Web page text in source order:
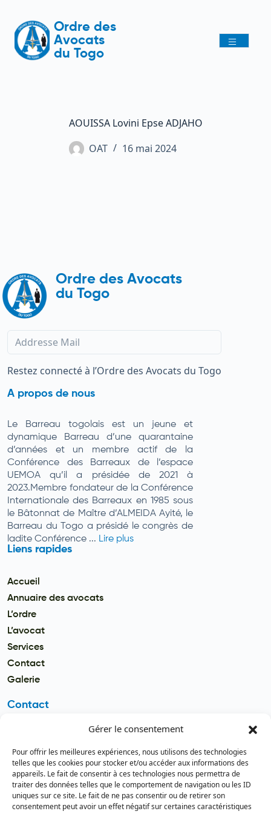
Gérer le consentement
Pour offrir les meilleures expériences, nous utilisons des technologies
telles que les cookies pour stocker et/ou accéder aux informations des
appareils. Le fait de consentir à ces technologies nous permettra de
traiter des données telles que le comportement de navigation ou les ID
uniques sur ce site. Le fait de ne pas consentir ou de retirer son
consentement peut avoir un effet négatif sur certaines caractéristiques
Ordre des
Avocats
du Togo
AOUISSA Lovini Epse ADJAHO
OAT
16 mai 2024
Ordre des Avocats
du Togo
Restez connecté à l’Ordre des Avocats du Togo
A propos de nous
Le Barreau togolais est un jeune et
dynamique Barreau d’une quarantaine
d’années et un membre actif de la
Conférence des Barreaux de l’espace
UEMOA qu’il a présidée de 2021 à
2023.Membre fondateur de la Conférence
Internationale des Barreaux en 1985 sous
le Bâtonnat de Maître d’ALMEIDA Ayité, le
Barreau du Togo a présidé le congrès de
ladite Conférence ... Lire plus
Liens rapides
Accueil
Annuaire des avocats
L’ordre
L’avocat
Services
Contact
Galerie
Contact
secretariat.batonnier@barreau
dutogo.tg
Téléphone
(+228) 22 22 08 82 / 93 99 09 35
(+228) 22 21 67 52